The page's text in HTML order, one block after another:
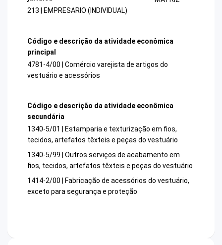
213 | EMPRESARIO (INDIVIDUAL)
Código e descrição da atividade econômica
principal
4781-4/00 | Comércio varejista de artigos do
vestuário e acessórios
Código e descrição da atividade econômica
secundária
1340-5/01 | Estamparia e texturização em fios,
tecidos, artefatos têxteis e peças do vestuário
1340-5/99 | Outros serviços de acabamento em
fios, tecidos, artefatos têxteis e peças do vestuário
1414-2/00 | Fabricação de acessórios do vestuário,
exceto para segurança e proteção